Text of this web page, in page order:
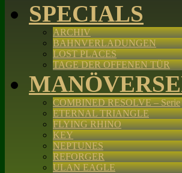
SPECIALS
ARCHIV
BAHNVERLADUNGEN
LOST PLACES
TAGE DER OFFENEN TÜR
COMBINED RESOLVE – Serie
ETERNAL TRIANGLE
FLYING RHINO
KEY
NEPTUNES
REFORGER
ULAN EAGLE